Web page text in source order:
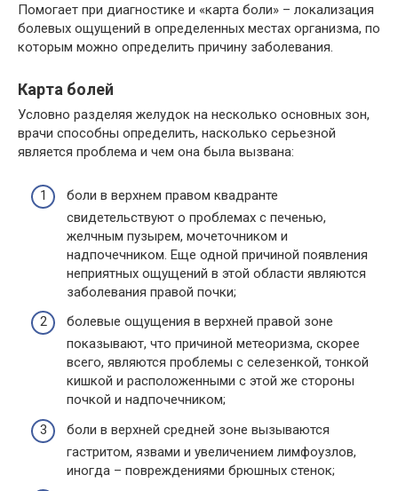
Помогает при диагностике и «карта боли» – локализация
болевых ощущений в определенных местах организма, по
которым можно определить причину заболевания.
Карта болей
Условно разделяя желудок на несколько основных зон,
врачи способны определить, насколько серьезной
является проблема и чем она была вызвана:
боли в верхнем правом квадранте
свидетельствуют о проблемах с печенью,
желчным пузырем, мочеточником и
надпочечником. Еще одной причиной появления
неприятных ощущений в этой области являются
заболевания правой почки;
болевые ощущения в верхней правой зоне
показывают, что причиной метеоризма, скорее
всего, являются проблемы с селезенкой, тонкой
кишкой и расположенными с этой же стороны
почкой и надпочечником;
боли в верхней средней зоне вызываются
гастритом, язвами и увеличением лимфоузлов,
иногда – повреждениями брюшных стенок;